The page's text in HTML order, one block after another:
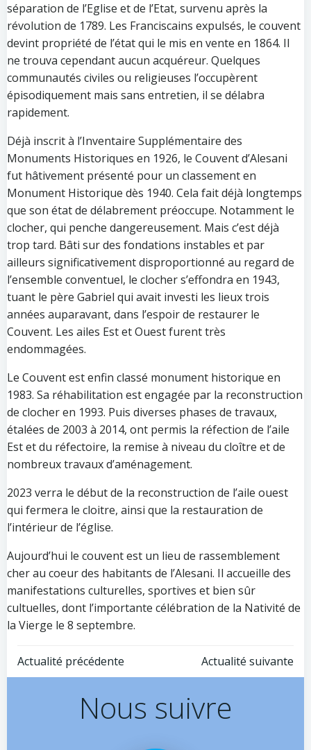
séparation de l’Eglise et de l’Etat, survenu après la
révolution de 1789. Les Franciscains expulsés, le couvent
devint propriété de l’état qui le mis en vente en 1864. Il
ne trouva cependant aucun acquéreur. Quelques
communautés civiles ou religieuses l’occupèrent
épisodiquement mais sans entretien, il se délabra
rapidement.
Déjà inscrit à l’Inventaire Supplémentaire des
Monuments Historiques en 1926, le Couvent d’Alesani
fut hâtivement présenté pour un classement en
Monument Historique dès 1940. Cela fait déjà longtemps
que son état de délabrement préoccupe. Notamment le
clocher, qui penche dangereusement. Mais c’est déjà
trop tard. Bâti sur des fondations instables et par
ailleurs significativement disproportionné au regard de
l’ensemble conventuel, le clocher s’effondra en 1943,
tuant le père Gabriel qui avait investi les lieux trois
années auparavant, dans l’espoir de restaurer le
Couvent. Les ailes Est et Ouest furent très
endommagées.
Le Couvent est enfin classé monument historique en
1983. Sa réhabilitation est engagée par la reconstruction
de clocher en 1993. Puis diverses phases de travaux,
étalées de 2003 à 2014, ont permis la réfection de l’aile
Est et du réfectoire, la remise à niveau du cloître et de
nombreux travaux d’aménagement.
2023 verra le début de la reconstruction de l’aile ouest
qui fermera le cloitre, ainsi que la restauration de
l’intérieur de l’église.
Aujourd’hui le couvent est un lieu de rassemblement
cher au coeur des habitants de l’Alesani. Il accueille des
manifestations culturelles, sportives et bien sûr
cultuelles, dont l’importante célébration de la Nativité de
la Vierge le 8 septembre.
Post
navigation
Actualité précédente
Post
navigation
Actualité suivante
Nous suivre